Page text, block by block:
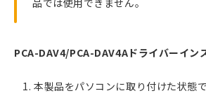
品では使用できません。
PCA-DAV4/PCA-DAV4Aドライバーイン
本製品をパソコンに取り付けた状態